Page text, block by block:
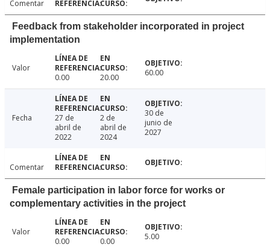
Comentar
Feedback from stakeholder incorporated in project
implementation
Valor
0.00
20.00 60.00
Fecha
27 de
abril de
2022
2 de
abril de
2024
30 de
junio de
2027
Comentar
Female participation in labor force for works or
complementary activities in the project
Valor
0.00
0.00 5.00